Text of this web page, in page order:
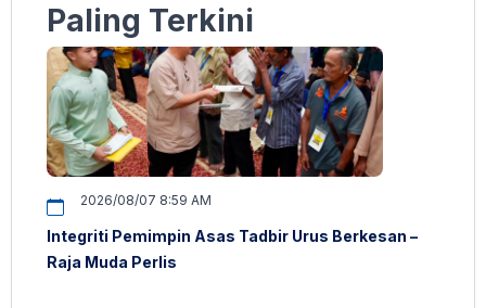
Paling Terkini
2026/08/07 8:59 AM
Integriti Pemimpin Asas Tadbir Urus Berkesan –
Raja Muda Perlis